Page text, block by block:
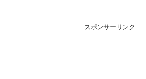
スポンサーリンク